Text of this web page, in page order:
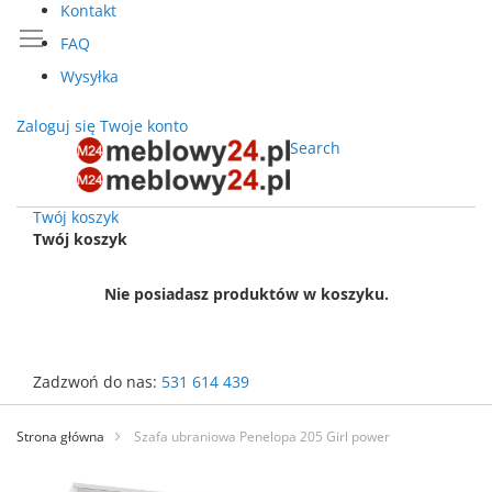
Kontakt
FAQ
Wysyłka
Zaloguj się Twoje konto
Search
Twój koszyk
Twój koszyk
Nie posiadasz produktów w koszyku.
Zadzwoń do nas: 531 614 439
Przejdź
treści
Strona główna Szafa ubraniowa Penelopa 205 Girl power